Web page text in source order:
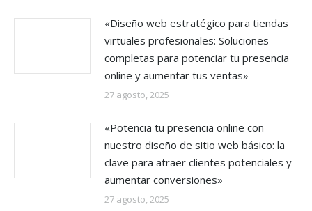
«Diseño web estratégico para tiendas
virtuales profesionales: Soluciones
completas para potenciar tu presencia
online y aumentar tus ventas»
27 agosto, 2025
«Potencia tu presencia online con
nuestro diseño de sitio web básico: la
clave para atraer clientes potenciales y
aumentar conversiones»
27 agosto, 2025